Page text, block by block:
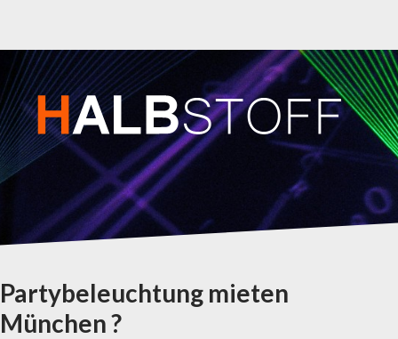
Partybeleuchtung mieten
München ?